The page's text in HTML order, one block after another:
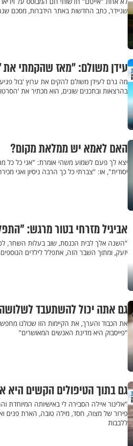
שניידר, כתב החדשות באתר הידברות, מסכם
עידן משולם: "מאז שהקמתי את
מה גרם לעידן משולם להקים את ערוץ 'בול
בהרצאות ובתכנים שונים, הוא מכתיר את
האם לאמא יש ממלאת מקום?
יצא לך פעם לשמוע משהי אומרת: "אני כל כל
יסודית", או: "צברתי כל כך הרבה ניסיון ואני
אביגיל מזרחי בטור מרגש:
"השנה אלך לבית הכנסת, שוב בעלות השחר,
יזעק, ומתוך השבר הזה, אתפלל לילדים
גם אתה יכול להשתעבד לשלושה
את הכבוד והערך, את הקיימות הזו שכולנו
"פייסבוק היא מדינת האנשים המאושרים"
גם בתוך הטיפולים הקשים
"אלינור איילה הסבירה לי באישיותה
פירור של מצוה, חסד, מילה טובה, הארת פנים
ללבבות